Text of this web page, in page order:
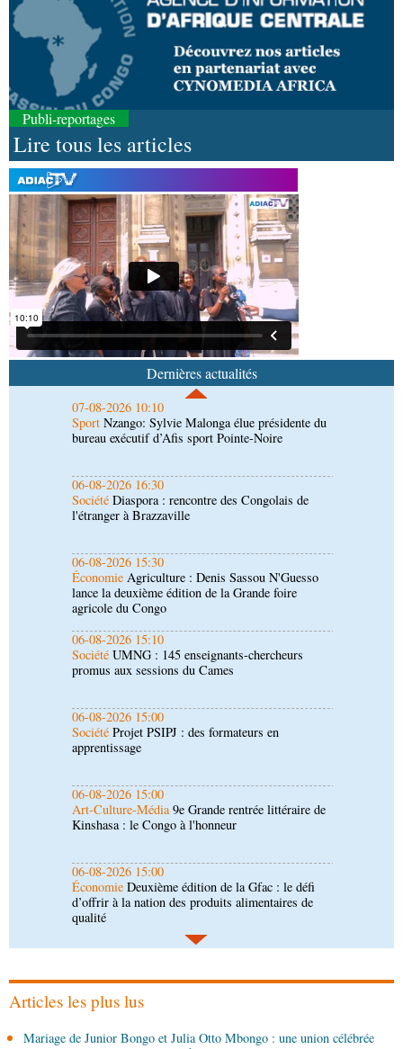
Publi-reportages
Lire tous les articles
Dernières actualités
07-08-2026 11:03
SportFootball, le week-end des Diables rouges et
des Congolais de la diaspora en Coupes d'Europe
(matches aller du 3e tour)
07-08-2026 10:18
Afrique-MondeAfrique de l'Ouest : les mafias du
numérique inventent une nouvelle traite humaine
07-08-2026 10:10
Nzango: Sylvie Malonga élue présidente du
bureau exécutif d’Afis sport Pointe-Noire
06-08-2026 16:30
SociétéDiaspora : rencontre des Congolais de
l'étranger à Brazzaville
06-08-2026 15:30
ÉconomieAgriculture : Denis Sassou N'Guesso
lance la deuxième édition de la Grande foire
06-08-2026 15:10
SociétéUMNG : 145 enseignants-chercheurs
promus aux sessions du Cames
06-08-2026 15:00
Société Projet PSIPJ : des formateurs en
apprentissage
06-08-2026 15:00
Art-Culture-Média9e Grande rentrée littéraire de
Kinshasa : le Congo à l'honneur
06-08-2026 15:00
ÉconomieDeuxième édition de la Gfac : le défi
d’offrir à la nation des produits alimentaires de
06-08-2026 14:30
Économie Gfac 2026 : des produits locaux dans
les stands, des surgelés dans les assiettes
06-08-2026 14:15
renforce la riposte avec l'appui de l'OMS et
d'Africa CDC
SportCommuniqué : Samira Leonie, nouvelle
Articles les plus lus
Mariage de Junior Bongo et Julia Otto Mbongo : une union célébrée